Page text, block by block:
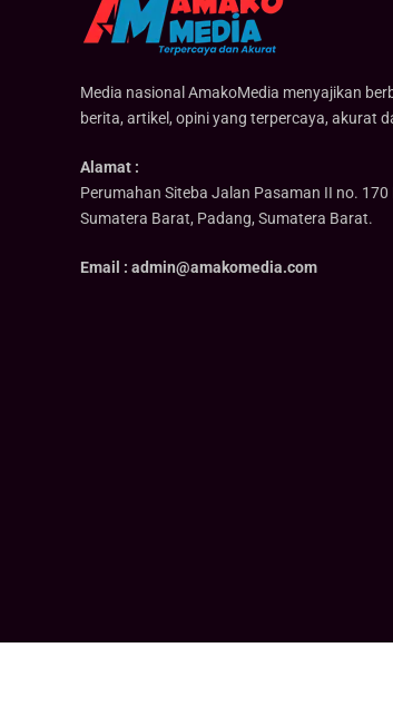
Media nasional AmakoMedia menyajikan
berita, artikel, opini yang terpercaya, akurat
Alamat :
Perumahan Siteba Jalan Pasaman II no. 170
Sumatera Barat, Padang, Sumatera Barat.
Email : admin@amakomedia.com